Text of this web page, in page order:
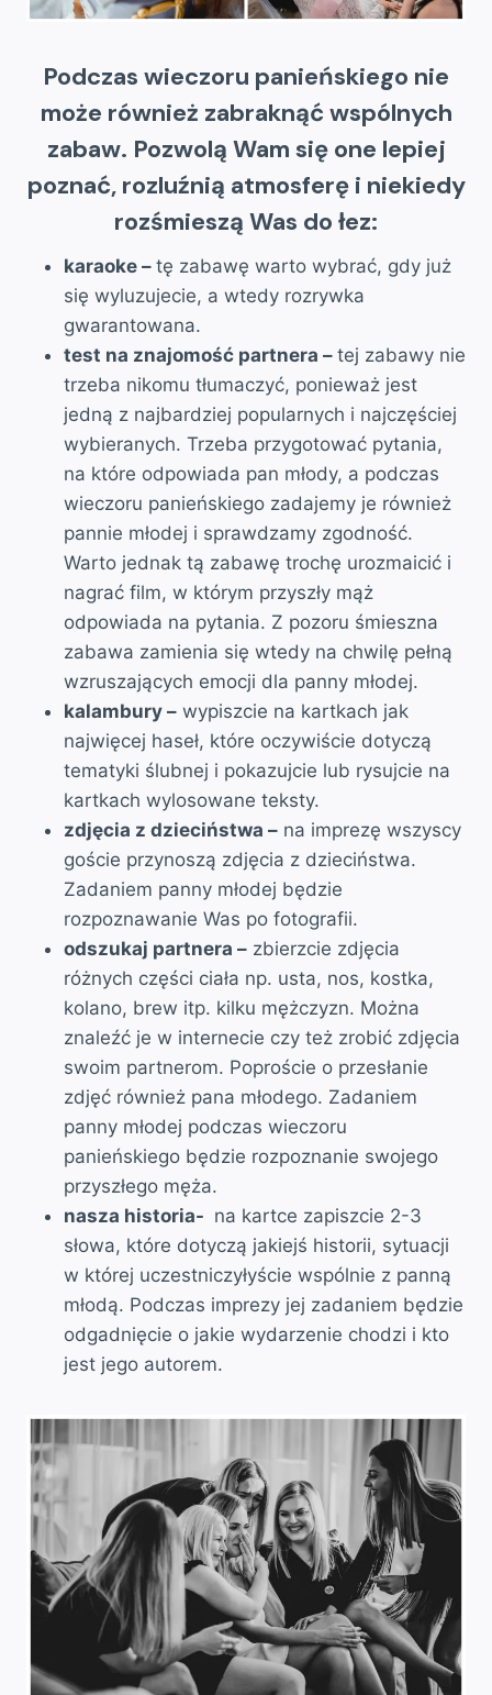
Podczas wieczoru panieńskiego nie
może również zabraknąć wspólnych
zabaw. Pozwolą Wam się one lepiej
poznać, rozluźnią atmosferę i niekiedy
rozśmieszą Was do łez:
karaoke – tę zabawę warto wybrać, gdy już
się wyluzujecie, a wtedy rozrywka
gwarantowana.
test na znajomość partnera – tej zabawy nie
trzeba nikomu tłumaczyć, ponieważ jest
jedną z najbardziej popularnych i najczęściej
wybieranych. Trzeba przygotować pytania,
na które odpowiada pan młody, a podczas
wieczoru panieńskiego zadajemy je również
pannie młodej i sprawdzamy zgodność.
Warto jednak tą zabawę trochę urozmaicić i
nagrać film, w którym przyszły mąż
odpowiada na pytania. Z pozoru śmieszna
zabawa zamienia się wtedy na chwilę pełną
wzruszających emocji dla panny młodej.
kalambury – wypiszcie na kartkach jak
najwięcej haseł, które oczywiście dotyczą
tematyki ślubnej i pokazujcie lub rysujcie na
kartkach wylosowane teksty.
zdjęcia z dzieciństwa – na imprezę wszyscy
goście przynoszą zdjęcia z dzieciństwa.
Zadaniem panny młodej będzie
rozpoznawanie Was po fotografii.
odszukaj partnera – zbierzcie zdjęcia
różnych części ciała np. usta, nos, kostka,
kolano, brew itp. kilku mężczyzn. Można
znaleźć je w internecie czy też zrobić zdjęcia
swoim partnerom. Poproście o przesłanie
zdjęć również pana młodego. Zadaniem
panny młodej podczas wieczoru
panieńskiego będzie rozpoznanie swojego
przyszłego męża.
nasza historia- na kartce zapiszcie 2-3
słowa, które dotyczą jakiejś historii, sytuacji
w której uczestniczyłyście wspólnie z panną
młodą. Podczas imprezy jej zadaniem będzie
odgadnięcie o jakie wydarzenie chodzi i kto
jest jego autorem.